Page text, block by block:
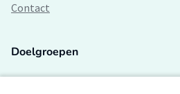
Contact
Doelgroepen